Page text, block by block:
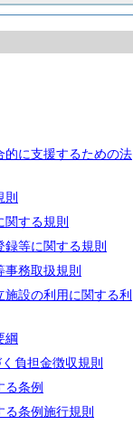
的に支援するための法
する規則
等に関する規則
務取扱規則
設の利用に関する利
綱
負担金徴収規則
る条例
条例施行規則